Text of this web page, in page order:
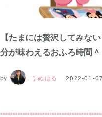
【たまには贅沢してみな
分が味わえるおふろ時間＾
by うめはる 2022-01-07